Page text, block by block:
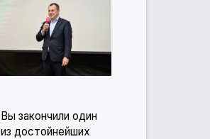
Вы закончили один
из достойнейших